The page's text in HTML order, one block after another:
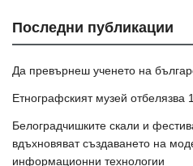
Последни публикации
Да превърнеш ученето на
Етнографският музей отбелязва
Белоградчишките скали и
вдъхновяват създаването на
информационни технологии